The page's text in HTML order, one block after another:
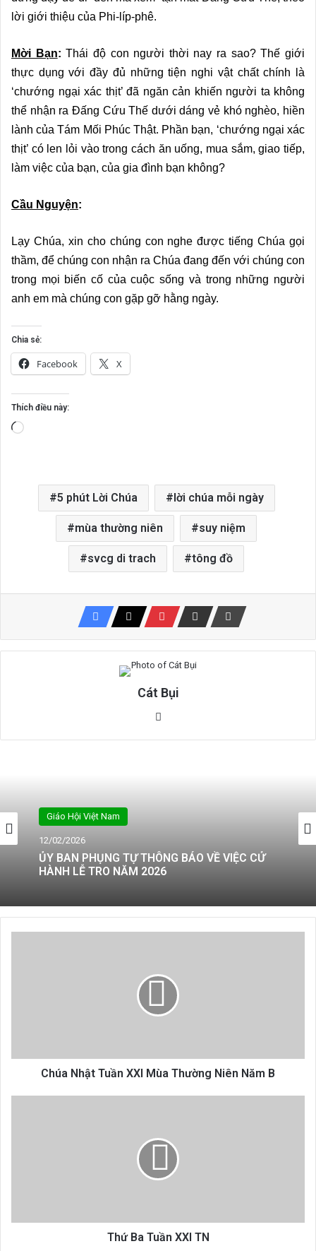
lời giới thiệu của Phi-líp-phê.
Mời Bạn: Thái độ con người thời nay ra sao? Thế giới
thực dụng với đầy đủ những tiện nghi vật chất chính là
‘chướng ngại xác thịt’ đã ngăn cản khiến người ta không
thể nhận ra Đấng Cứu Thế dưới dáng vẻ khó nghèo, hiền
lành của Tám Mối Phúc Thật. Phần bạn, ‘chướng ngại xác
thịt’ có len lỏi vào trong cách ăn uống, mua sắm, giao tiếp,
làm việc của bạn, của gia đình bạn không?
Cầu Nguyện:
Lạy Chúa, xin cho chúng con nghe được tiếng Chúa gọi
thầm, để chúng con nhận ra Chúa đang đến với chúng con
trong mọi biến cố của cuộc sống và trong những người
anh em mà chúng con gặp gỡ hằng ngày.
Chia sẻ:
Facebook X
Thích điều này:
Đang
5 phút Lời Chúa lời chúa mỗi ngày
mùa thường niên suy niệm
svcg di trach tông đồ
Cát Bụi
Giáo Hội Việt Nam
12/02/2026
ỦY BAN PHỤNG TỰ THÔNG BÁO VỀ VIỆC CỬ
HÀNH LỄ TRO NĂM 2026
B
Chúa Nhật Tuần XXI Mùa Thường Niên Năm B
Thứ Ba Tuần XXI TN